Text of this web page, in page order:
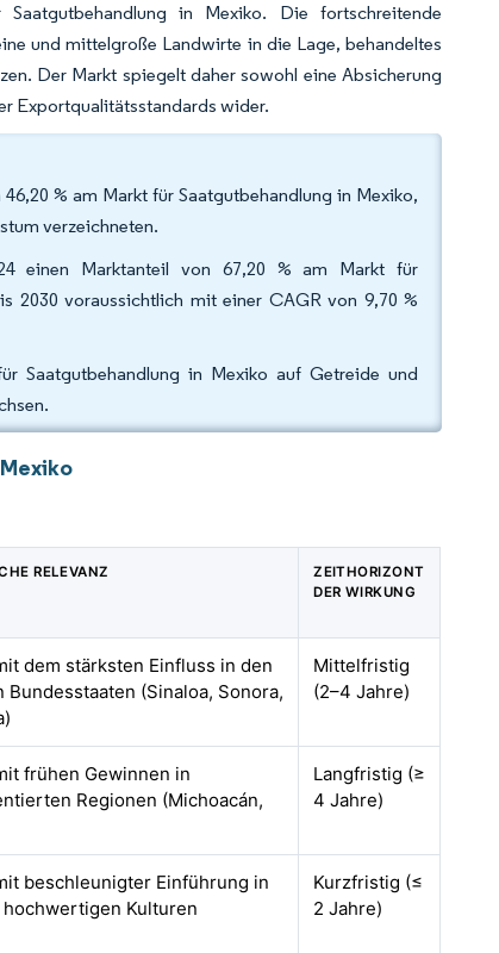
in Mexiko. Die fortschreitende
und mittelgroße Landwirte in die Lage, behandeltes
Der Markt spiegelt daher sowohl eine Absicherung
Exportqualitätsstandards wider.
% am Markt für Saatgutbehandlung in Mexiko,
verzeichneten.
einen Marktanteil von 67,20 % am Markt für
2030 voraussichtlich mit einer CAGR von 9,70 %
Saatgutbehandlung in Mexiko auf Getreide und
RELEVANZ
ZEITHORIZONT
DER WIRKUNG
dem stärksten Einfluss in den
Bundesstaaten (Sinaloa, Sonora,
Mittelfristig
(2–4 Jahre)
frühen Gewinnen in
Regionen (Michoacán,
Langfristig (≥
4 Jahre)
beschleunigter Einführung in
Kulturen
Kurzfristig (≤
2 Jahre)